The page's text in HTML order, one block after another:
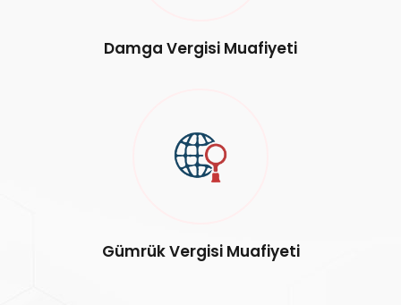
Damga Vergisi Muafiyeti
Gümrük Vergisi Muafiyeti